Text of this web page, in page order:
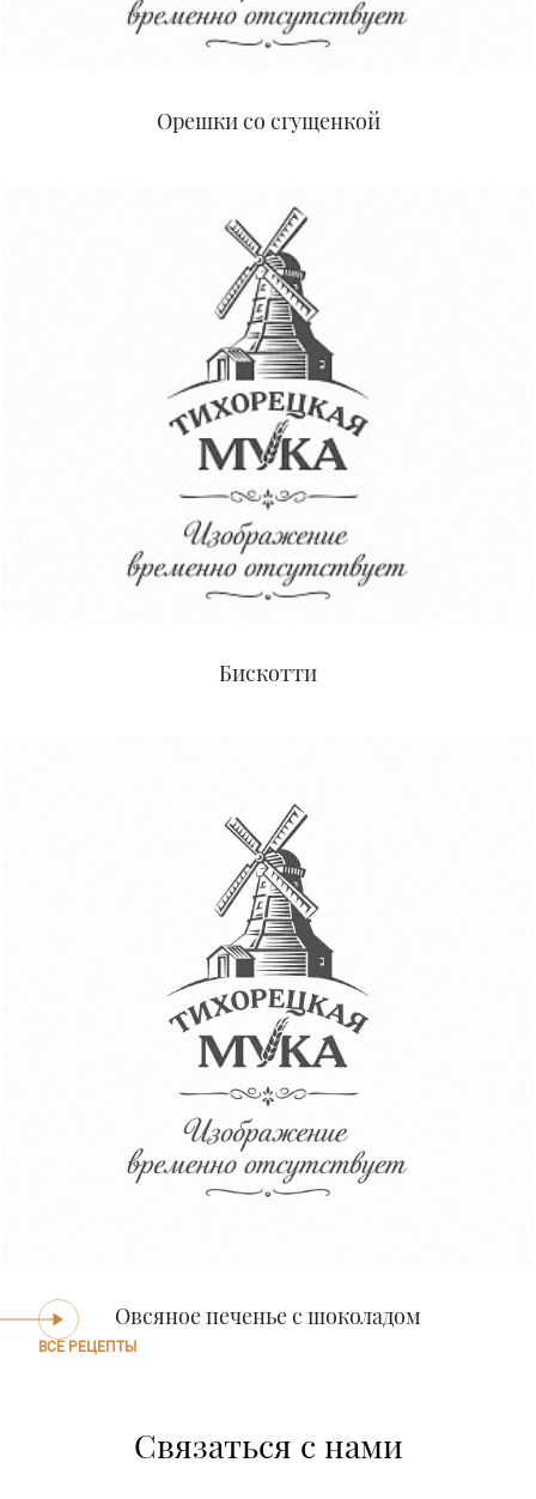
Орешки со сгущенкой
Бискотти
Овсяное печенье с шоколадом
ВСЕ РЕЦЕПТЫ
Связаться с нами